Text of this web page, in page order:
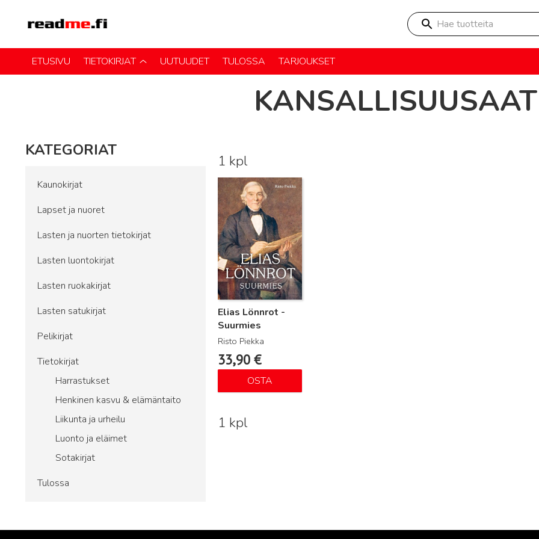
Hae tuotteita
ETUSIVU TIETOKIRJAT UUTUUDET TULOSSA TARJOUKSET
KATEGORIAT
Kaunokirjat
Lapset ja nuoret
Lasten ja nuorten tietokirjat
Lasten luontokirjat
Lasten ruokakirjat
Lasten satukirjat
Pelikirjat
Tietokirjat
Harrastukset
Henkinen kasvu & elämäntaito
Liikunta ja urheilu
Luonto ja eläimet
Sotakirjat
Tulossa
1 kpl
Elias Lönnrot -
Suurmies
Risto Piekka
33,90 €
OSTA
Lue lisää
1 kpl